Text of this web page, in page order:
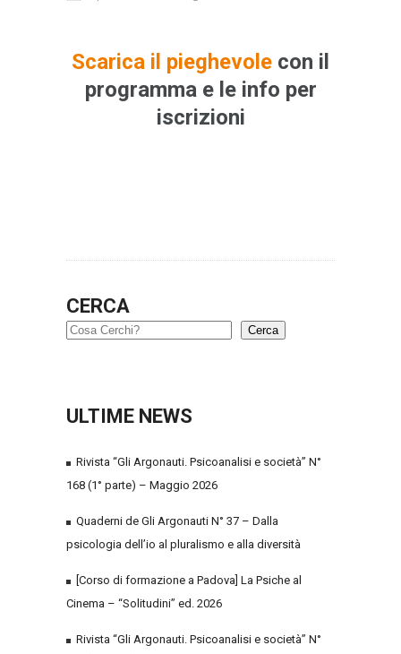
Scarica il pieghevole con il
programma e le info per
iscrizioni
CERCA
Cerca
ULTIME NEWS
Rivista “Gli Argonauti. Psicoanalisi e società” N°
168 (1° parte) – Maggio 2026
Quaderni de Gli Argonauti N° 37 – Dalla
psicologia dell’io al pluralismo e alla diversità
[Corso di formazione a Padova] La Psiche al
Cinema – “Solitudini” ed. 2026
Rivista “Gli Argonauti. Psicoanalisi e società” N°